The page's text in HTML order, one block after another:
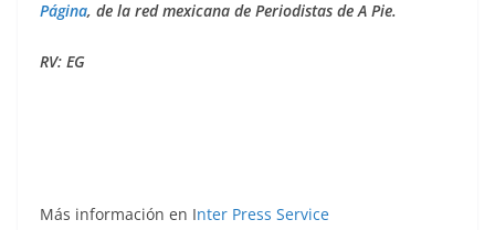
Página, de la red mexicana de Periodistas de A Pie.
RV: EG
Más información en Inter Press Service